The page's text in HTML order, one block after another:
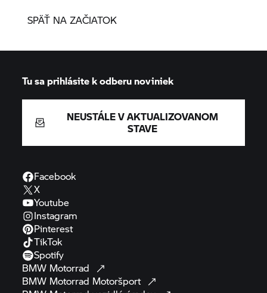
SPÄŤ NA ZAČIATOK
Tu sa prihlásite k odberu noviniek
NEUSTÁLE V AKTUALIZOVANOM
STAVE
Facebook
X
Youtube
Instagram
Pinterest
TikTok
Spotify
BMW Motorrad
BMW Motorrad Motoršport